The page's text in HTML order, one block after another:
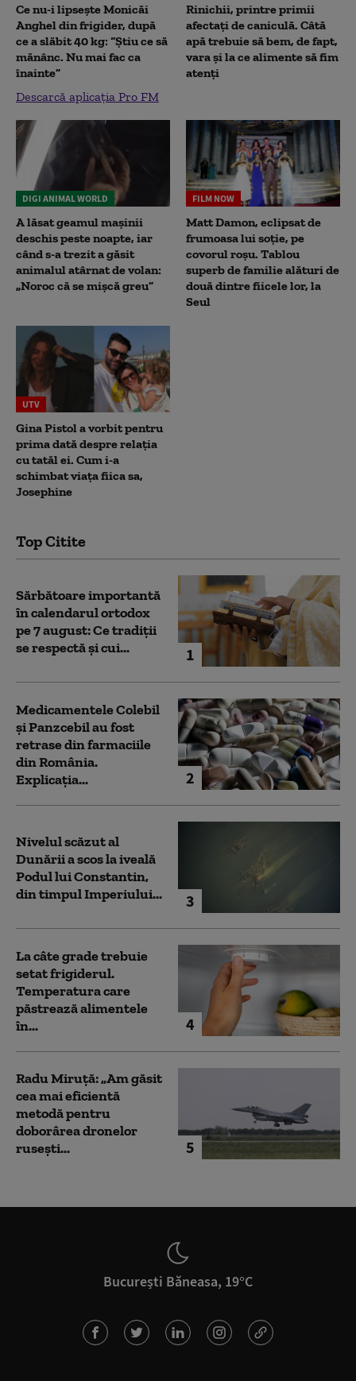
Ce nu-i lipsește Monicăi
Anghel din frigider, după
ce a slăbit 40 kg: “Știu ce să
mănânc. Nu mai fac ca
înainte”
Descarcă aplicația Pro FM
Rinichii, printre primii
afectați de caniculă. Câtă
apă trebuie să bem, de fapt,
vara și la ce alimente să fim
atenți
DIGI ANIMAL WORLD
A lăsat geamul mașinii
deschis peste noapte, iar
când s-a trezit a găsit
animalul atârnat de volan:
„Noroc că se mișcă greu”
FILM NOW
Matt Damon, eclipsat de
frumoasa lui soție, pe
covorul roșu. Tablou
superb de familie alături de
două dintre fiicele lor, la
Seul
UTV
Gina Pistol a vorbit pentru
prima dată despre relația
cu tatăl ei. Cum i-a
schimbat viața fiica sa,
Josephine
Top Citite
1
Sărbătoare importantă
în calendarul ortodox
pe 7 august: Ce tradiții
se respectă și cui...
2
Medicamentele Colebil
și Panzcebil au fost
retrase din farmaciile
din România.
Explicația...
3
Nivelul scăzut al
Dunării a scos la iveală
Podul lui Constantin,
din timpul Imperiului...
4
La câte grade trebuie
setat frigiderul.
Temperatura care
păstrează alimentele
în...
5
Radu Miruță: „Am găsit
cea mai eficientă
metodă pentru
doborârea dronelor
rusești...
București Băneasa, 19°C